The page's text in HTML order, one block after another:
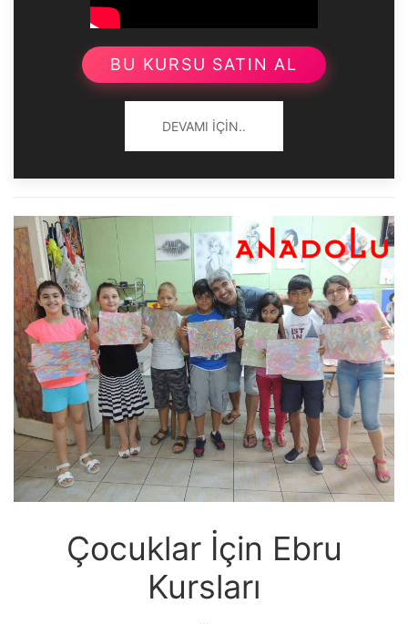
BU KURSU SATIN AL
DEVAMI İÇIN..
Çocuklar İçin Ebru
Kursları